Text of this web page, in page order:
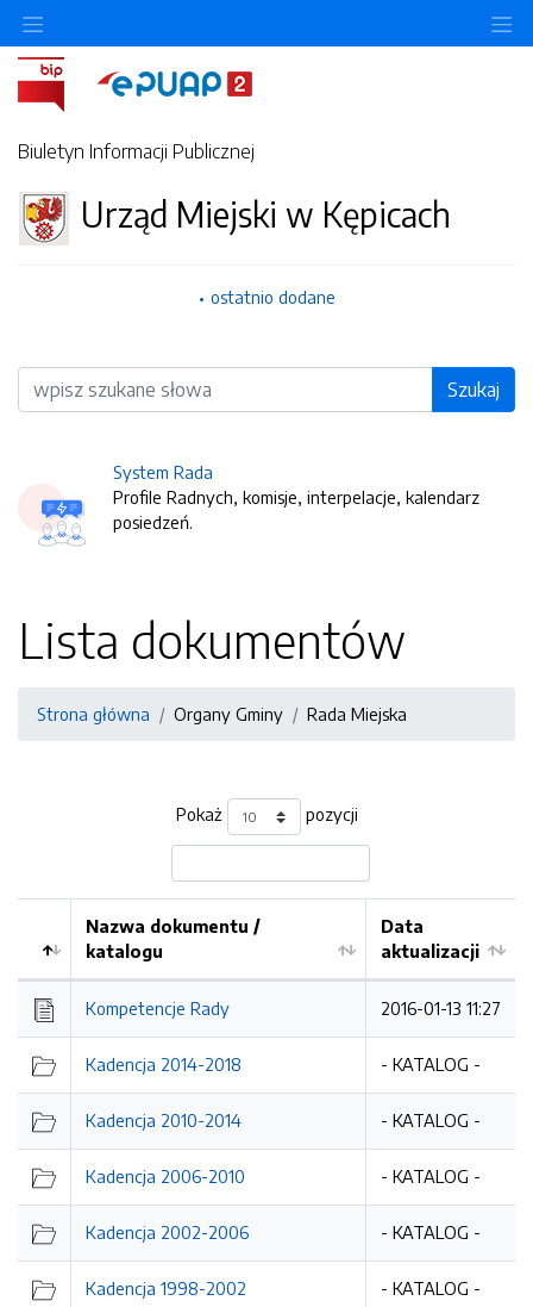
Biuletyn Informacji Publicznej
Urząd Miejski w Kępicach
ostatnio dodane
Wyszukiwarka Szukaj
System Rada
Profile Radnych, komisje, interpelacje, kalendarz
posiedzeń.
Lista dokumentów
Strona główna Organy Gminy Rada Miejska
Pokaż pozycji
Nazwa dokumentu /
katalogu
Data
aktualizacji
Kompetencje Rady 2016-01-13 11:27
Kadencja 2014-2018 - KATALOG -
Kadencja 2010-2014 - KATALOG -
Kadencja 2006-2010 - KATALOG -
Kadencja 2002-2006 - KATALOG -
Kadencja 1998-2002 - KATALOG -